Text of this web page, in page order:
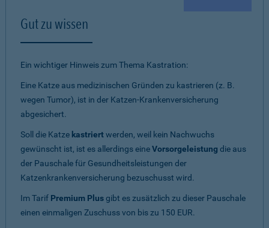
Gut zu wissen
Ein wichtiger Hinweis zum Thema Kastration:
Eine Katze aus medizinischen Gründen zu kastrieren (z. B.
wegen Tumor), ist in der Katzen-Krankenversicherung
abgesichert.
Soll die Katze kastriertwerden, weil kein Nachwuchs
gewünscht ist, ist es allerdings eineVorsorgeleistung die aus
der Pauschale für Gesundheitsleistungen der
Katzenkrankenversicherung bezuschusst wird.
Im Tarif Premium Plusgibt es zusätzlich zu dieser Pauschale
einen einmaligen Zuschuss von bis zu 150 EUR.